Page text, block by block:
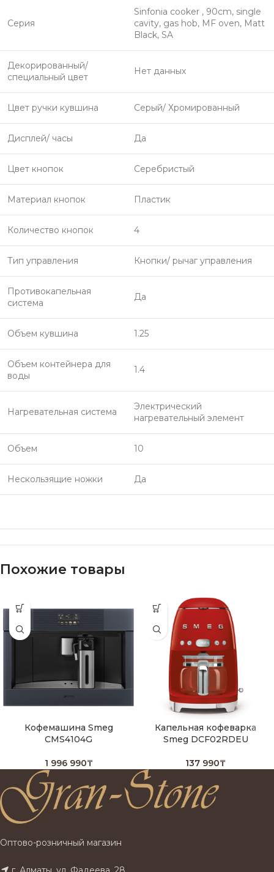
Серия
Sinfonia cooker , 90cm, single
cavity, gas hob, MF oven, Matt
Black, SA
Декорированный/
специальный цвет
Нет данных
Цвет ручки кувшина Серый/ Хромированный
Дисплей/ часы Да
Цвет кнопок Серебристый
Материал кнопок Пластик
Количество кнопок 4
Тип управления Кнопки/ рычаг управления
Противокапельная
система
Да
Объем кувшина 1.25
Объем контейнера для
воды
1.4
Нагревательная система
Электрический
нагревательный элемент
Объем 10
Нескользящие ножки Да
Похожие товары
Кофемашина Smeg
CMS4104G
1 996 990₸
Капельная кофеварка
Smeg DCF02RDEU
137 990₸
Оптово-розничный магазин